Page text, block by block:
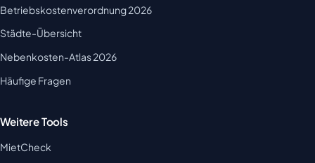
Betriebskostenverordnung 2026
Städte-Übersicht
Nebenkosten-Atlas 2026
Häufige Fragen
Weitere Tools
MietCheck